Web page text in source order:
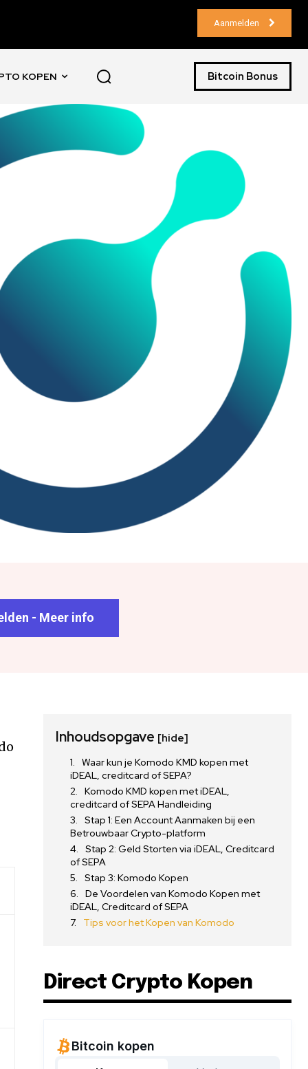
Aanmelden
KOPEN Bitcoin Bonus
- Meer info
Inhoudsopgave [hide]
Waar kun je Komodo KMD kopen met
iDEAL, creditcard of SEPA?
Komodo KMD kopen met iDEAL,
creditcard of SEPA Handleiding
Stap 1: Een Account Aanmaken bij een
Betrouwbaar Crypto-platform
Stap 2: Geld Storten via iDEAL, Creditcard
of SEPA
Stap 3: Komodo Kopen
De Voordelen van Komodo Kopen met
iDEAL, Creditcard of SEPA
Tips voor het Kopen van Komodo
Direct Crypto Kopen